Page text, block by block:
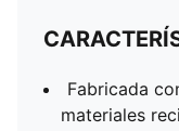
Fabricada
materiales